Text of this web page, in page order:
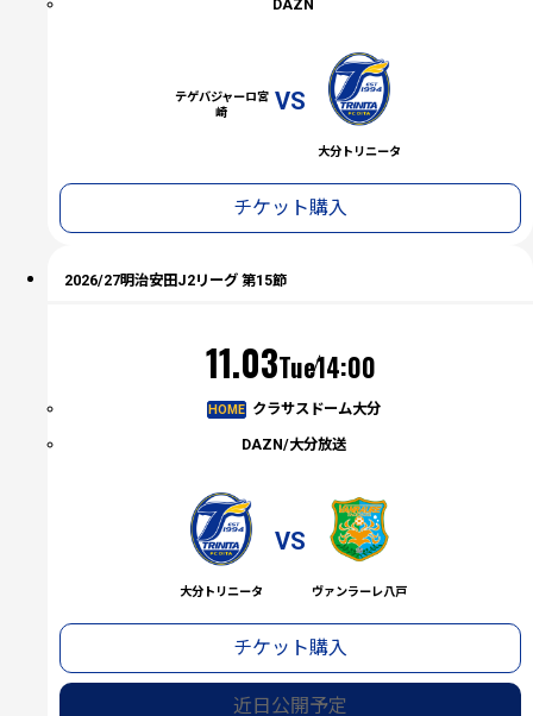
DAZN
テゲバジャーロ宮
崎
大分トリニータ
VS
チケット購入
2026/27明治安田J2リーグ 第15節
11.03
（火）
Tue14:00
HOME クラサスドーム大分
DAZN/大分放送
大分トリニータ ヴァンラーレ八戸
VS
チケット購入
近日公開予定